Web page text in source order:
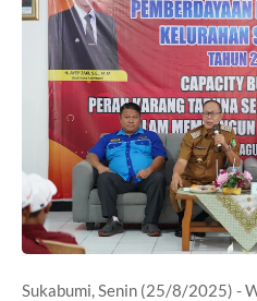
Sukabumi, Senin (25/8/2025) -